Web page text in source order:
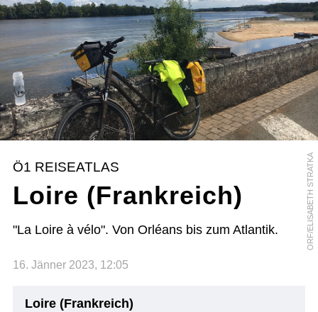
ORF/ELISABETH STRATKA
Ö1 REISEATLAS
Loire (Frankreich)
"La Loire à vélo". Von Orléans bis zum Atlantik.
16. Jänner 2023, 12:05
Loire (Frankreich)